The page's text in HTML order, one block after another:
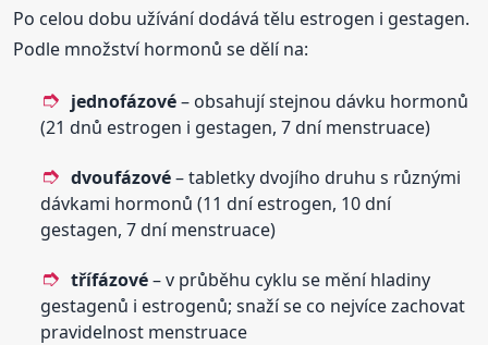
Po celou dobu užívání dodává tělu estrogen i gestagen.
Podle množství hormonů se dělí na:
jednofázové– obsahují stejnou dávku hormonů
(21 dnů estrogen i gestagen, 7 dní menstruace)
dvoufázové– tabletky dvojího druhu s různými
dávkami hormonů (11 dní estrogen, 10 dní
gestagen, 7 dní menstruace)
třífázové– v průběhu cyklu se mění hladiny
gestagenů i estrogenů; snaží se co nejvíce zachovat
pravidelnost menstruace